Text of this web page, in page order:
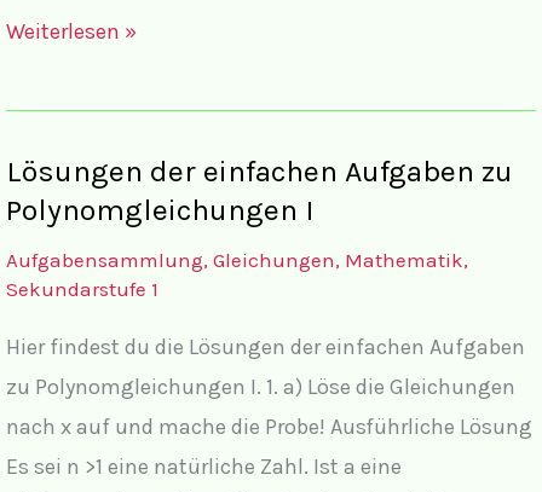
Einfache
zu
I
Weiterlesen »
Lösungen der einfachen Aufgaben zu
Polynomgleichungen I
Aufgabensammlung, Gleichungen, Mathematik,
Sekundarstufe 1
Hier findest du die Lösungen der einfachen Aufgaben
zu Polynomgleichungen I. 1. a) Löse die Gleichungen
nach x auf und mache die Probe! Ausführliche Lösung
Es sei n >1 eine natürliche Zahl. Ist a eine